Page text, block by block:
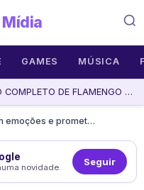
Mídia
GAMES MÚSICA
VITÓRIA, BRAGANTINO X CORINTHIANS E MAIS! | LINHA DE PASSE, assista agora
Lua Cheia mexe com emoções e promete reviravolta nos signos
novidade. Seguir